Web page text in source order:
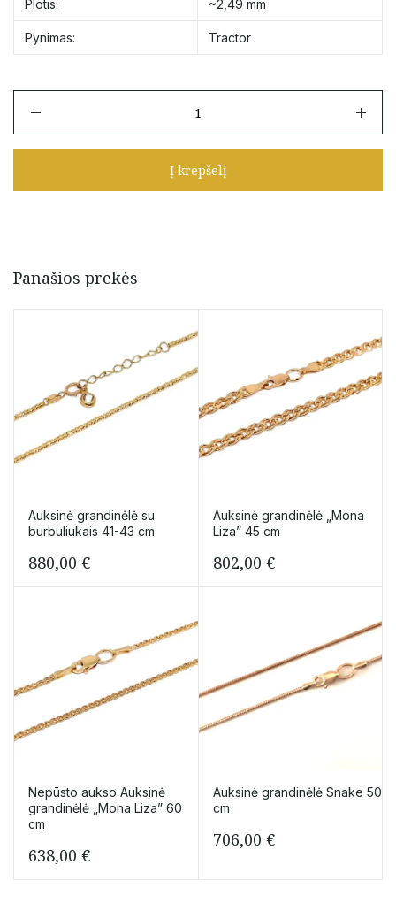
Plotis: ~2,49 mm
Pynimas: Tractor
Auksinė
45
Į krepšelį
Panašios prekės
Auksinė grandinėlė su
burbuliukais 41-43 cm
880,00 €
Auksinė grandinėlė „Mona
Liza” 45 cm
802,00 €
Nepūsto aukso Auksinė
grandinėlė „Mona Liza” 60
cm
638,00 €
Auksinė grandinėlė Snake 50
cm
706,00 €